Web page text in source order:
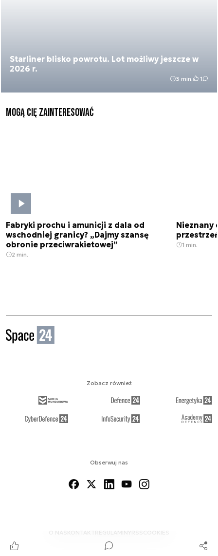
Starliner blisko powrotu. Lot możliwy jeszcze w
2026 r.
3 min. 1
Mogą Cię zainteresować
Fabryki prochu i amunicji z dala od
wschodniej granicy? „Dajmy szansę
obronie przeciwrakietowej”
2 min.
Nieznany
1 min.
Obserwuj nas
O NAS KONTAKTREGULAMINYRSS COOKIES
Zobacz również